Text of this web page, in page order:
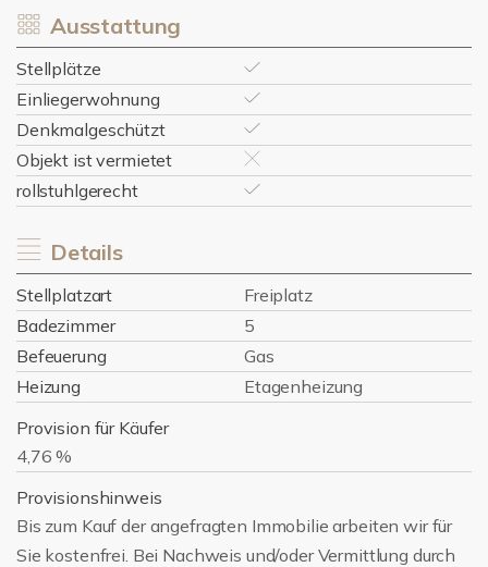
Ausstattung
Stellplätze
Einliegerwohnung
Denkmalgeschützt
Objekt ist vermietet
rollstuhlgerecht
Details
Stellplatzart
Freiplatz
Badezimmer
5
Befeuerung
Gas
Heizung
Etagenheizung
Provision für Käufer
4,76 %
Provisionshinweis
Bis zum Kauf der angefragten Immobilie arbeiten wir für
Sie kostenfrei. Bei Nachweis und/oder Vermittlung durch